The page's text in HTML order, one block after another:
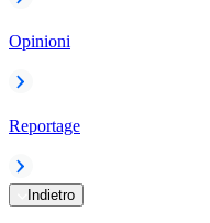
Opinioni
Reportage
Indietro